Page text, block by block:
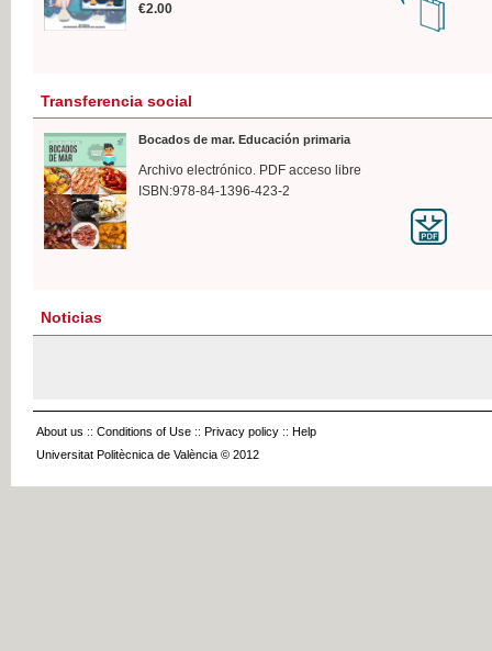
€2.00
Transferencia social
Bocados de mar. Educación primaria
Archivo electrónico. PDF acceso libre
ISBN:978-84-1396-423-2
Noticias
About us :: Conditions of Use :: Privacy policy :: Help
Universitat Politècnica de València © 2012